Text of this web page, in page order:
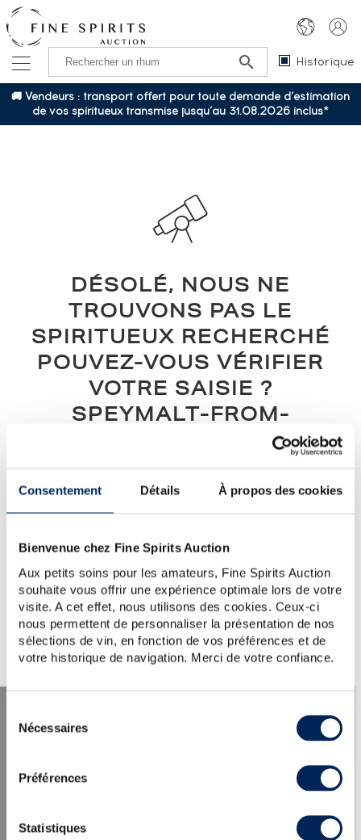
Consentement Détails À propos des cookies
Bienvenue chez Fine Spirits Auction
Aux petits soins pour les amateurs, Fine Spirits Auction
souhaite vous offrir une expérience optimale lors de votre
visite. A cet effet, nous utilisons des cookies. Ceux-ci
nous permettent de personnaliser la présentation de nos
sélections de vin, en fonction de vos préférences et de
votre historique de navigation. Merci de votre confiance.
Nécessaires
Préférences
Statistiques
Historique
🚚 Vendeurs : transport offert pour toute demande d’estimation
de vos spiritueux transmise jusqu’au 31.08.2026 inclus*
DÉSOLÉ, NOUS NE
TROUVONS PAS LE
SPIRITUEUX RECHERCHÉ
POUVEZ-VOUS VÉRIFIER
VOTRE SAISIE ?
SPEYMALT-FROM-
vérifiez l’orthographe, l’ordre des mots, ou
simplifiez votre demande (un seul mot clé)...
Si vous avez besoin d'aide ou si vous souhaitez poser une
d'aide
Vous pouvez également créer une alerte en cliquant sur le
bouton ci-dessous.
Créer une alerte